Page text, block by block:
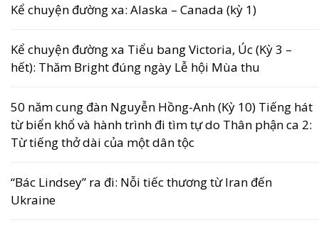
Kể chuyện đường xa: Alaska – Canada (kỳ 1)
Kể chuyện đường xa Tiểu bang Victoria, Úc (Kỳ 3 –
hết): Thăm Bright đúng ngày Lễ hội Mùa thu
50 năm cung đàn Nguyễn Hồng-Anh (Kỳ 10) Tiếng hát
từ biển khổ và hành trình đi tìm tự do Thân phận ca 2:
Từ tiếng thở dài của một dân tộc
“Bác Lindsey” ra đi: Nỗi tiếc thương từ Iran đến
Ukraine